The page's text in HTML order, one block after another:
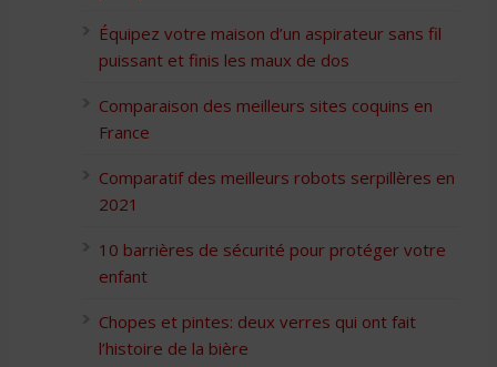
Équipez votre maison d’un aspirateur sans fil
puissant et finis les maux de dos
Comparaison des meilleurs sites coquins en
France
Comparatif des meilleurs robots serpillères en
2021
10 barrières de sécurité pour protéger votre
enfant
Chopes et pintes: deux verres qui ont fait
l’histoire de la bière